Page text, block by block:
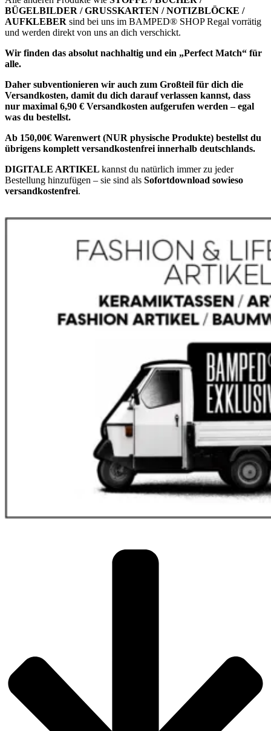
BÜGELBILDER / GRUSSKARTEN / NOTIZBLÖCKE /
AUFKLEBER sind bei uns im BAMPED® SHOP Regal vorrätig
und werden direkt von uns an dich verschickt.
Wir finden das absolut nachhaltig und ein „Perfect Match“ für
alle.
Daher subventionieren wir auch zum Großteil für dich die
Versandkosten, damit du dich darauf verlassen kannst, dass
nur maximal 6,90 € Versandkosten aufgerufen werden – egal
was du bestellst.
Ab 150,00€ Warenwert (NUR physische Produkte) bestellst du
übrigens komplett versandkostenfrei innerhalb deutschlands.
DIGITALE ARTIKEL kannst du natürlich immer zu jeder
Bestellung hinzufügen – sie sind als Sofortdownload sowieso
versandkostenfrei.